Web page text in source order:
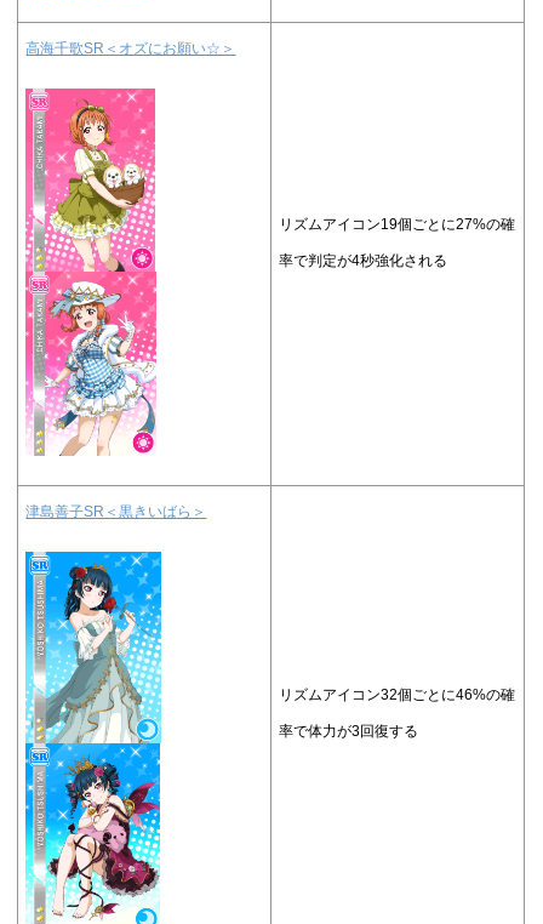
高海千歌SR＜オズにお願い☆＞
リズムアイコン19個ごとに27%の確
率で判定が4秒強化される
津島善子SR＜黒きいばら＞
リズムアイコン32個ごとに46%の確
率で体力が3回復する